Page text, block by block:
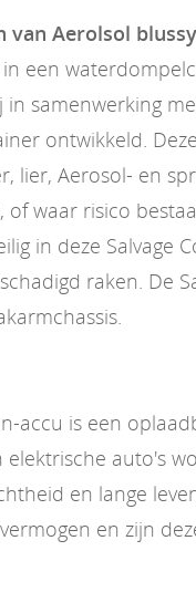
van Aerolsol
in een
samenwerking
ontwikkeld.
lier, Aerosol- en
of waar risico
in deze Salvage
raken. De
accu is een
auto's
en lange
en zijn